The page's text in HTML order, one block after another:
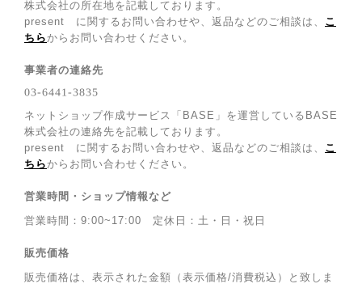
株式会社の所在地を記載しております。
present に関するお問い合わせや、返品などのご相談は、 こ
ちらからお問い合わせください。
事業者の連絡先
ネットショップ作成サービス「BASE」を運営しているBASE
株式会社の連絡先を記載しております。
present に関するお問い合わせや、返品などのご相談は、 こ
ちらからお問い合わせください。
営業時間・ショップ情報など
営業時間：9:00~17:00 定休日：土・日・祝日
販売価格
販売価格は、表示された金額（表示価格/消費税込）と致しま